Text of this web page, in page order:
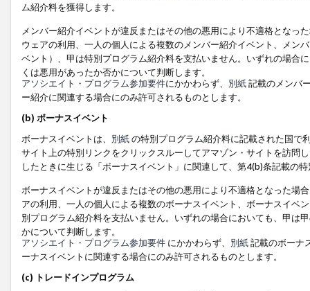
ム紹介料を獲得します。
メンバー紹介イベントが違反またはその他の悪用により不適格となっ
ウェアの利用、一人の個人による複数のメンバー紹介イベント、メン
ベント）、甲は特別プログラム紹介料を支払いません。いずれの場合
くは悪用があったか否かについて判断します。
アソシエイト・プログラム参加要件にかかわらず、 別紙記載のメンバ
ー紹介に関連する場合にのみ許可されるものとします。
(b) ボーナスイベント
ボーナスイベントは、 別紙の特別プログラム紹介料に記載された国で
サイト上の特別リンクをクリックスルーしてアマゾン・サイトを訪問
したときに生じる「ボーナスイベント」に関連して、第4(b)条記載の
ボーナスイベントが違反またはその他の悪用により不適格となった場
アの利用、一人の個人による複数のボーナスイベント、ボーナスイベ
別プログラム紹介料を支払いません。いずれの場合においても、甲は
かについて判断します。
アソシエイト・プログラム参加要件 にかかわらず、 別紙記載のボーナ
ーナスイベントに関連する場合にのみ許可されるものとします。
(c) トレードインプログラム